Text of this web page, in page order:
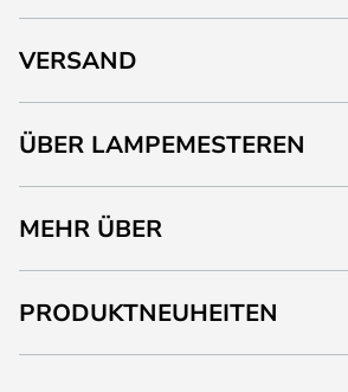
VERSAND
ÜBER LAMPEMESTEREN
MEHR ÜBER
PRODUKTNEUHEITEN